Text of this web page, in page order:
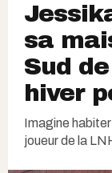
sa
Sud
hiver
Imagine habiter
joueur de la